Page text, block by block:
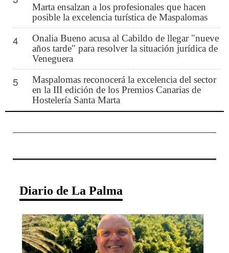
Marta ensalzan a los profesionales que hacen
posible la excelencia turística de Maspalomas
4
Onalia Bueno acusa al Cabildo de llegar "nueve
años tarde" para resolver la situación jurídica de
Veneguera
5
Maspalomas reconocerá la excelencia del sector
en la III edición de los Premios Canarias de
Hostelería Santa Marta
Diario de La Palma